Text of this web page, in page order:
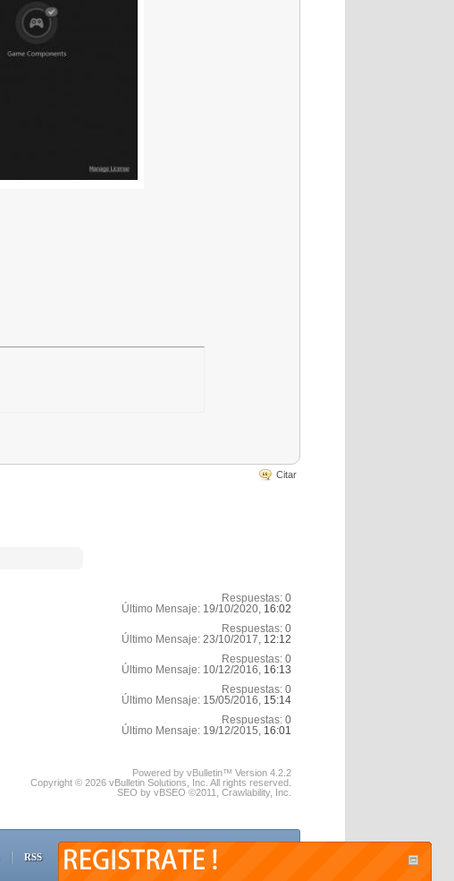
Citar
Respuestas: 0
Último Mensaje: 19/10/2020, 16:02
Respuestas: 0
Último Mensaje: 23/10/2017, 12:12
Respuestas: 0
Último Mensaje: 10/12/2016, 16:13
Respuestas: 0
Último Mensaje: 15/05/2016, 15:14
Respuestas: 0
Último Mensaje: 19/12/2015, 16:01
Powered by vBulletin™ Version 4.2.2
Copyright © 2026 vBulletin Solutions, Inc. All rights reserved.
SEO by vBSEO ©2011, Crawlability, Inc.
RSS